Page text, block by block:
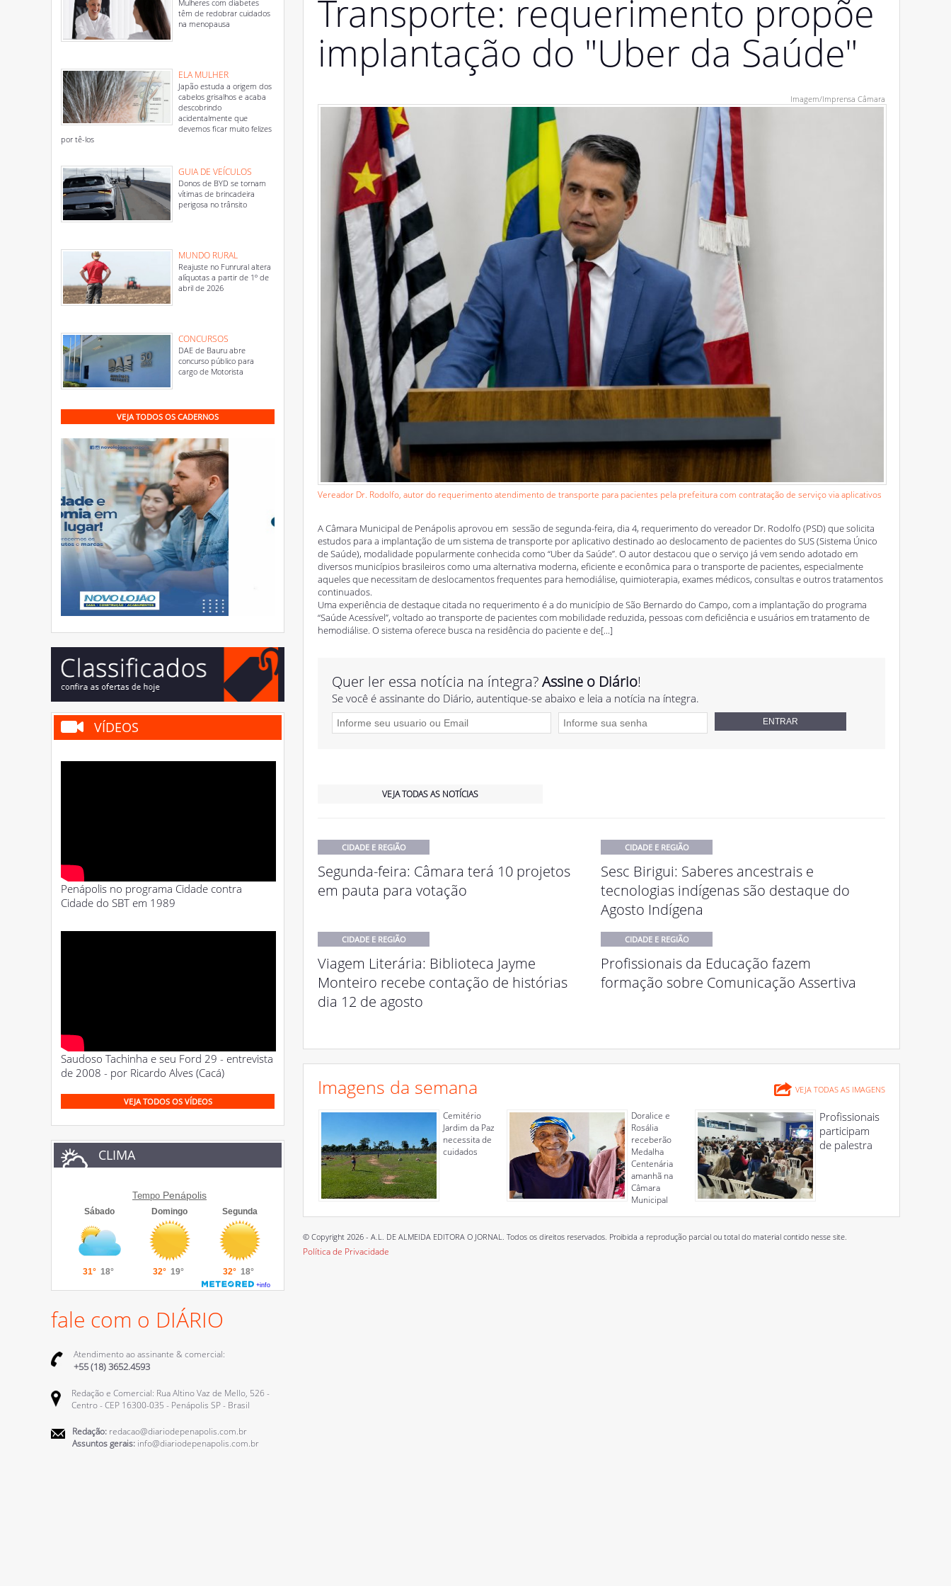
Mulheres com diabetes
têm de redobrar cuidados
na menopausa
ELA MULHER
Japão estuda a origem dos
cabelos grisalhos e acaba
descobrindo
acidentalmente que
devemos ficar muito felizes
por tê-los
GUIA DE VEÍCULOS
Donos de BYD se tornam
vítimas de brincadeira
perigosa no trânsito
MUNDO RURAL
Reajuste no Funrural altera
alíquotas a partir de 1º de
abril de 2026
CONCURSOS
DAE de Bauru abre
concurso público para
cargo de Motorista
VEJA TODOS OS CADERNOS
VÍDEOS
Penápolis no programa Cidade contra
Cidade do SBT em 1989
Saudoso Tachinha e seu Ford 29 - entrevista
de 2008 - por Ricardo Alves (Cacá)
VEJA TODOS OS VÍDEOS
CLIMA
Tempo Penápolis
fale com o DIÁRIO
Atendimento ao assinante & comercial:
+55 (18) 3652.4593
Redação e Comercial: Rua Altino Vaz de Mello, 526 -
Centro - CEP 16300-035 - Penápolis SP - Brasil
Redação: redacao@diariodepenapolis.com.br
Assuntos gerais: info@diariodepenapolis.com.br
Transporte: requerimento propõe
implantação do "Uber da Saúde"
Imagem/Imprensa Câmara
Vereador Dr. Rodolfo, autor do requerimento atendimento de transporte para pacientes pela prefeitura com contratação de serviço via aplicativos
A Câmara Municipal de Penápolis aprovou em sessão de segunda-feira, dia 4, requerimento do vereador Dr. Rodolfo (PSD) que solicita
estudos para a implantação de um sistema de transporte por aplicativo destinado ao deslocamento de pacientes do SUS (Sistema Único
de Saúde), modalidade popularmente conhecida como “Uber da Saúde”. O autor destacou que o serviço já vem sendo adotado em
diversos municípios brasileiros como uma alternativa moderna, eficiente e econômica para o transporte de pacientes, especialmente
aqueles que necessitam de deslocamentos frequentes para hemodiálise, quimioterapia, exames médicos, consultas e outros tratamentos
continuados.
Uma experiência de destaque citada no requerimento é a do município de São Bernardo do Campo, com a implantação do programa
“Saúde Acessível”, voltado ao transporte de pacientes com mobilidade reduzida, pessoas com deficiência e usuários em tratamento de
hemodiálise. O sistema oferece busca na residência do paciente e de[...]
Quer ler essa notícia na íntegra?Assine o Diário!
Se você é assinante do Diário, autentique-se abaixo e leia a notícia na íntegra.
VEJA TODAS AS NOTÍCIAS
CIDADE E REGIÃO
Segunda-feira: Câmara terá 10 projetos
em pauta para votação
CIDADE E REGIÃO
Sesc Birigui: Saberes ancestrais e
tecnologias indígenas são destaque do
Agosto Indígena
CIDADE E REGIÃO
Viagem Literária: Biblioteca Jayme
Monteiro recebe contação de histórias
dia 12 de agosto
CIDADE E REGIÃO
Profissionais da Educação fazem
formação sobre Comunicação Assertiva
Imagens da semana VEJA TODAS AS IMAGENS
Cemitério
Jardim da Paz
necessita de
cuidados
Doralice e
Rosália
receberão
Medalha
Centenária
amanhã na
Câmara
Municipal
Profissionais
participam
de palestra
© Copyright 2026 - A.L. DE ALMEIDA EDITORA O JORNAL. Todos os direitos reservados. Proibida a reprodução parcial ou total do material contido nesse site.
Política de Privacidade